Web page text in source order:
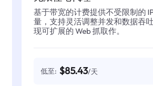
基于带宽的计费提供不受限制的
量，支持灵活调整并发和数据吞
现可扩展的 Web 抓取作。
低至: $85.43/天